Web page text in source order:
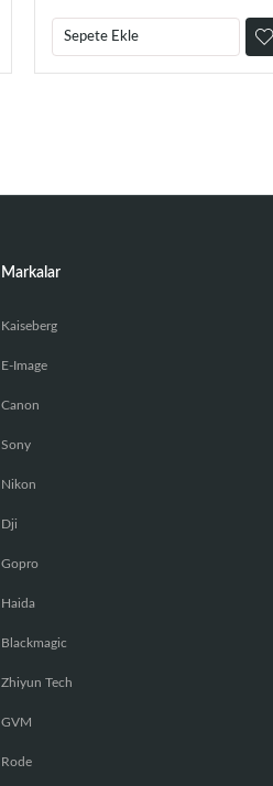
Sepete Ekle
Markalar
Kaiseberg
E-Image
Canon
Sony
Nikon
Dji
Gopro
Haida
Blackmagic
Zhiyun Tech
GVM
Rode